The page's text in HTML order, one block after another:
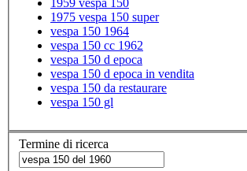
1975 vespa 150 super
vespa 150 1964
vespa 150 cc 1962
vespa 150 d epoca
vespa 150 d epoca in vendita
vespa 150 da restaurare
vespa 150 gl
Termine di ricerca